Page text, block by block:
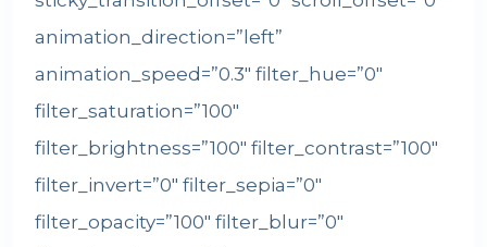
animation_direction=”left”
animation_speed=”0.3″ filter_hue=”0″
filter_saturation=”100″
filter_brightness=”100″ filter_contrast=”100″
filter_invert=”0″ filter_sepia=”0″
filter_opacity=”100″ filter_blur=”0″